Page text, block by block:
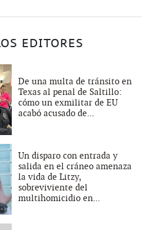
EDITORES
De una multa de tránsito en
Texas al penal de Saltillo:
cómo un exmilitar de EU
acabó acusado de...
Un disparo con entrada y
salida en el cráneo amenaza
la vida de Litzy,
sobreviviente del
multihomicidio en...